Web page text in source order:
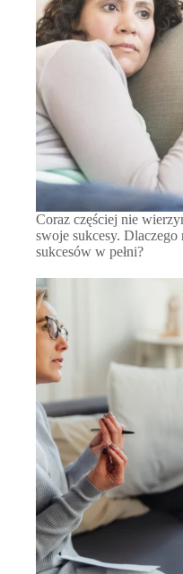
Coraz częściej nie
swoje sukcesy.
sukcesów w pełni?